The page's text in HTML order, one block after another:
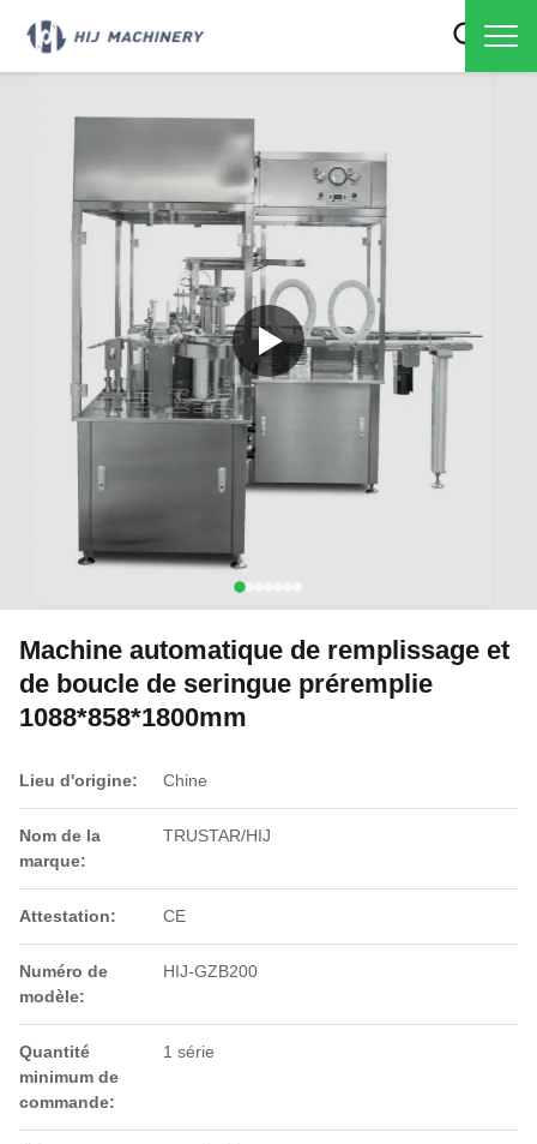
Machine automatique de remplissage et
de boucle de seringue préremplie
1088*858*1800mm
Lieu d'origine: Chine
Nom de la
marque:
TRUSTAR/HIJ
Attestation: CE
Numéro de
modèle:
HIJ-GZB200
Quantité
minimum de
commande:
1 série